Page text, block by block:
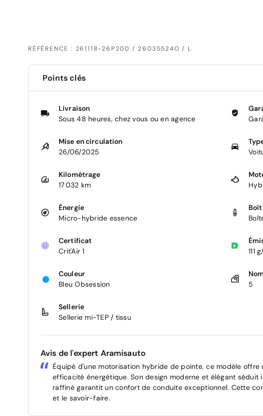
RÉFÉRENCE : 261118-26P200 / 26035524O / L
Points clés
Livraison
Sous 48 heures, chez vous ou en agence
Mise en circulation
26/06/2025
Kilométrage
17 032 km
Énergie
Micro-hybride essence
Certificat
Crit'Air 1
111
Couleur
Bleu Obsession
5
Sellerie
Sellerie mi-TEP / tissu
Avis de l'expert Aramisauto
Équipé d'une motorisation hybride de pointe, ce modèle
efficacité énergétique. Son design moderne et élégant séduit
raffiné garantit un confort de conduite exceptionnel. Cette
et le savoir-faire.